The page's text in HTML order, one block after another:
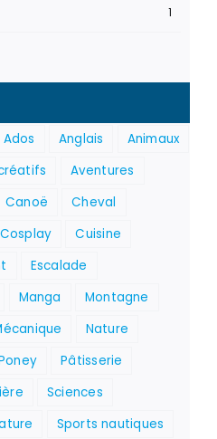
1
Ados Anglais
Animaux
Aventures
Canoë
Cheval
Cosplay
Cuisine
Escalade
Manga
Montagne
Nature
Pâtisserie
Sciences
Sports nautiques